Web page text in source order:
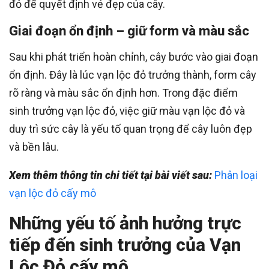
đỏ để quyết định vẻ đẹp của cây.
Giai đoạn ổn định – giữ form và màu sắc
Sau khi phát triển hoàn chỉnh, cây bước vào giai đoạn
ổn định. Đây là lúc vạn lộc đỏ trưởng thành, form cây
rõ ràng và màu sắc ổn định hơn. Trong đặc điểm
sinh trưởng vạn lộc đỏ, việc giữ màu vạn lộc đỏ và
duy trì sức cây là yếu tố quan trọng để cây luôn đẹp
và bền lâu.
Xem thêm thông tin chi tiết tại bài viết sau: Phân loại
vạn lộc đỏ cấy mô
Những yếu tố ảnh hưởng trực
tiếp đến sinh trưởng của Vạn